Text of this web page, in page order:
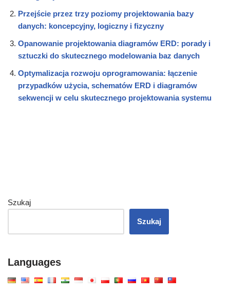
Przejście przez trzy poziomy projektowania bazy
danych: koncepcyjny, logiczny i fizyczny
Opanowanie projektowania diagramów ERD: porady i
sztuczki do skutecznego modelowania baz danych
Optymalizacja rozwoju oprogramowania: łączenie
przypadków użycia, schematów ERD i diagramów
sekwencji w celu skutecznego projektowania systemu
Szukaj
Szukaj
Languages